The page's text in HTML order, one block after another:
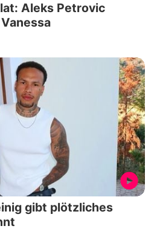
Aleks Petrovic
gibt plötzliches